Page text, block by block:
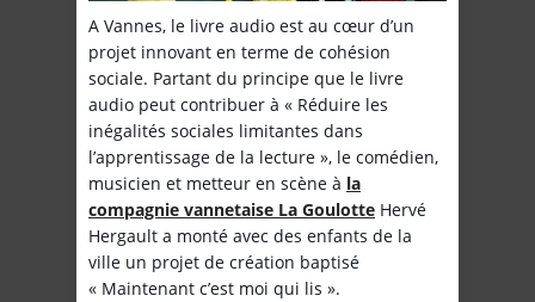
A Vannes, le livre audio est au cœur d’un
projet innovant en terme de cohésion
sociale. Partant du principe que le livre
audio peut contribuer à « Réduire les
inégalités sociales limitantes dans
l’apprentissage de la lecture », le comédien,
musicien et metteur en scène à la
compagnie vannetaise La Goulotte Hervé
Hergault a monté avec des enfants de la
ville un projet de création baptisé
« Maintenant c’est moi qui lis ».